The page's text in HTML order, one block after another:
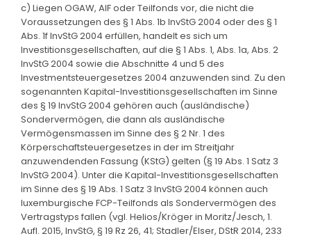
c) Liegen OGAW, AIF oder Teilfonds vor, die nicht die
Voraussetzungen des § 1 Abs. 1b InvStG 2004 oder des § 1
Abs. 1f InvStG 2004 erfüllen, handelt es sich um
Investitionsgesellschaften, auf die § 1 Abs. 1, Abs. 1a, Abs. 2
InvStG 2004 sowie die Abschnitte 4 und 5 des
Investmentsteuergesetzes 2004 anzuwenden sind. Zu den
sogenannten Kapital-Investitionsgesellschaften im Sinne
des § 19 InvStG 2004 gehören auch (ausländische)
Sondervermögen, die dann als ausländische
Vermögensmassen im Sinne des § 2 Nr. 1 des
Körperschaftsteuergesetzes in der im Streitjahr
anzuwendenden Fassung (KStG) gelten (§ 19 Abs. 1 Satz 3
InvStG 2004). Unter die Kapital-Investitionsgesellschaften
im Sinne des § 19 Abs. 1 Satz 3 InvStG 2004 können auch
luxemburgische FCP-Teilfonds als Sondervermögen des
Vertragstyps fallen (vgl. Helios/Kröger in Moritz/Jesch, 1.
Aufl. 2015, InvStG, § 19 Rz 26, 41; Stadler/Elser, DStR 2014, 233